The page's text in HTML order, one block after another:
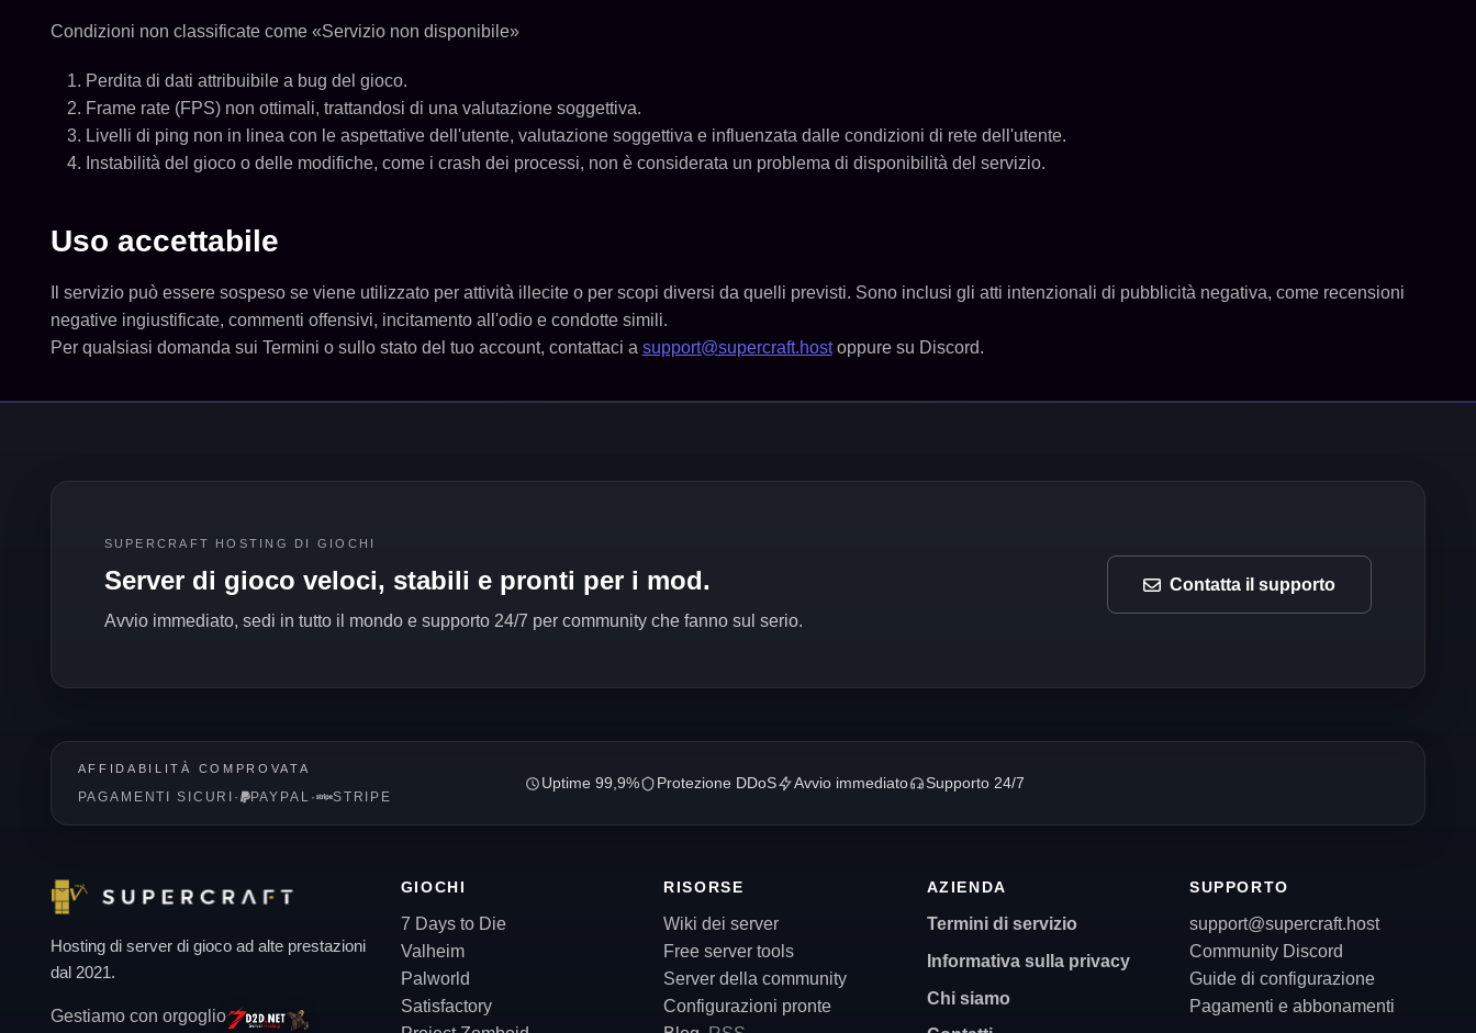
Condizioni non classificate come «Servizio non disponibile»
Perdita di dati attribuibile a bug del gioco.
Frame rate (FPS) non ottimali, trattandosi di una valutazione soggettiva.
Livelli di ping non in linea con le aspettative dell'utente, valutazione soggettiva e influenzata dalle condizioni di rete dell'utente.
Instabilità del gioco o delle modifiche, come i crash dei processi, non è considerata un problema di disponibilità del servizio.
Uso accettabile
Il servizio può essere sospeso se viene utilizzato per attività illecite o per scopi diversi da quelli previsti. Sono inclusi gli atti intenzionali di pubblicità negativa, come recensioni
negative ingiustificate, commenti offensivi, incitamento all'odio e condotte simili.
Per qualsiasi domanda sui Termini o sullo stato del tuo account, contattaci a support@supercraft.hostoppure su Discord.
SUPERCRAFT HOSTING DI GIOCHI
Server di gioco veloci, stabili e pronti per i mod.
Avvio immediato, sedi in tutto il mondo e supporto 24/7 per community che fanno sul serio.
Contatta il supporto
AFFIDABILITÀ COMPROVATA
PAGAMENTI SICURI · PAYPAL · STRIPE
Uptime 99,9% Protezione DDoS Avvio immediato Supporto 24/7
Hosting di server di gioco ad alte prestazioni
dal 2021.
Gestiamo con orgoglio
GIOCHI
7 Days to Die
Valheim
Palworld
Satisfactory
RISORSE
Wiki dei server
Free server tools
Server della community
Configurazioni pronte
AZIENDA
Termini di servizio
Informativa sulla privacy
Chi siamo
SUPPORTO
support@supercraft.host
Community Discord
Guide di configurazione
Pagamenti e abbonamenti